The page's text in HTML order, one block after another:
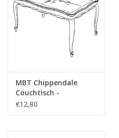
MBT Chippendale
Couchtisch -
Bauzeichnung
€12,80